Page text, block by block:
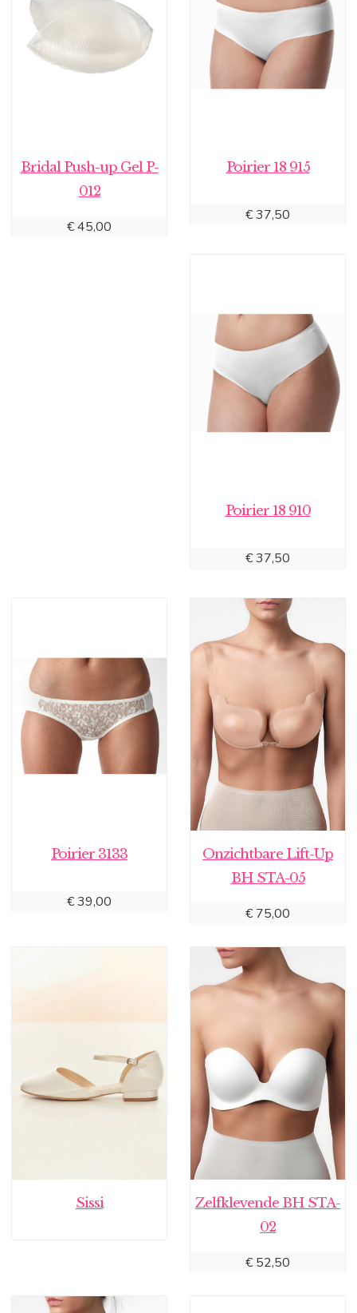
Bridal Push-up Gel P-
012
€45,00
Poirier 18 915
€37,50
Poirier 18 910
€37,50
Poirier 3133
€39,00
Onzichtbare Lift-Up
BH STA-05
€75,00
Sissi
Zelfklevende BH STA-
02
€52,50